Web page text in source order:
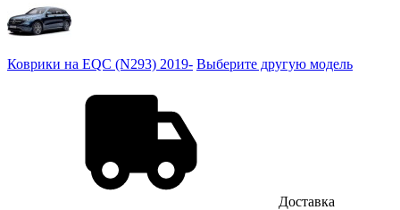
Коврики на EQC (N293) 2019- Выберите другую модель
Доставка